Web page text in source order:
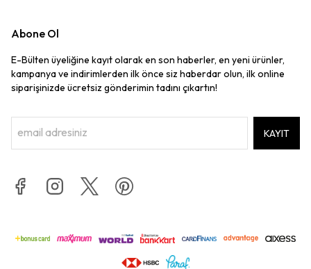
Abone Ol
E-Bülten üyeliğine kayıt olarak en son haberler, en yeni ürünler,
kampanya ve indirimlerden ilk önce siz haberdar olun, ilk online
siparişinizde ücretsiz gönderimin tadını çıkartın!
KAYIT